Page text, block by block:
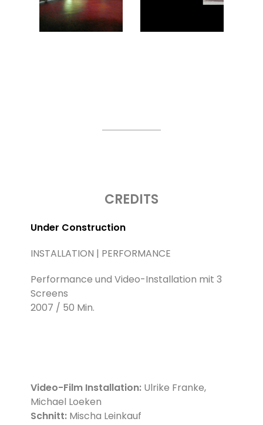
CREDITS
Under Construction
INSTALLATION | PERFORMANCE
Performance und Video-Installation mit 3
Screens
2007 / 50 Min.
Video-Film Installation: Ulrike Franke,
Michael Loeken
Schnitt: Mischa Leinkauf